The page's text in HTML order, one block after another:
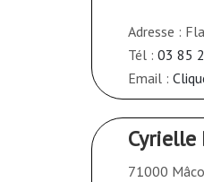
Adresse :
Tél : 03 85
Email :
Cyrielle
71000